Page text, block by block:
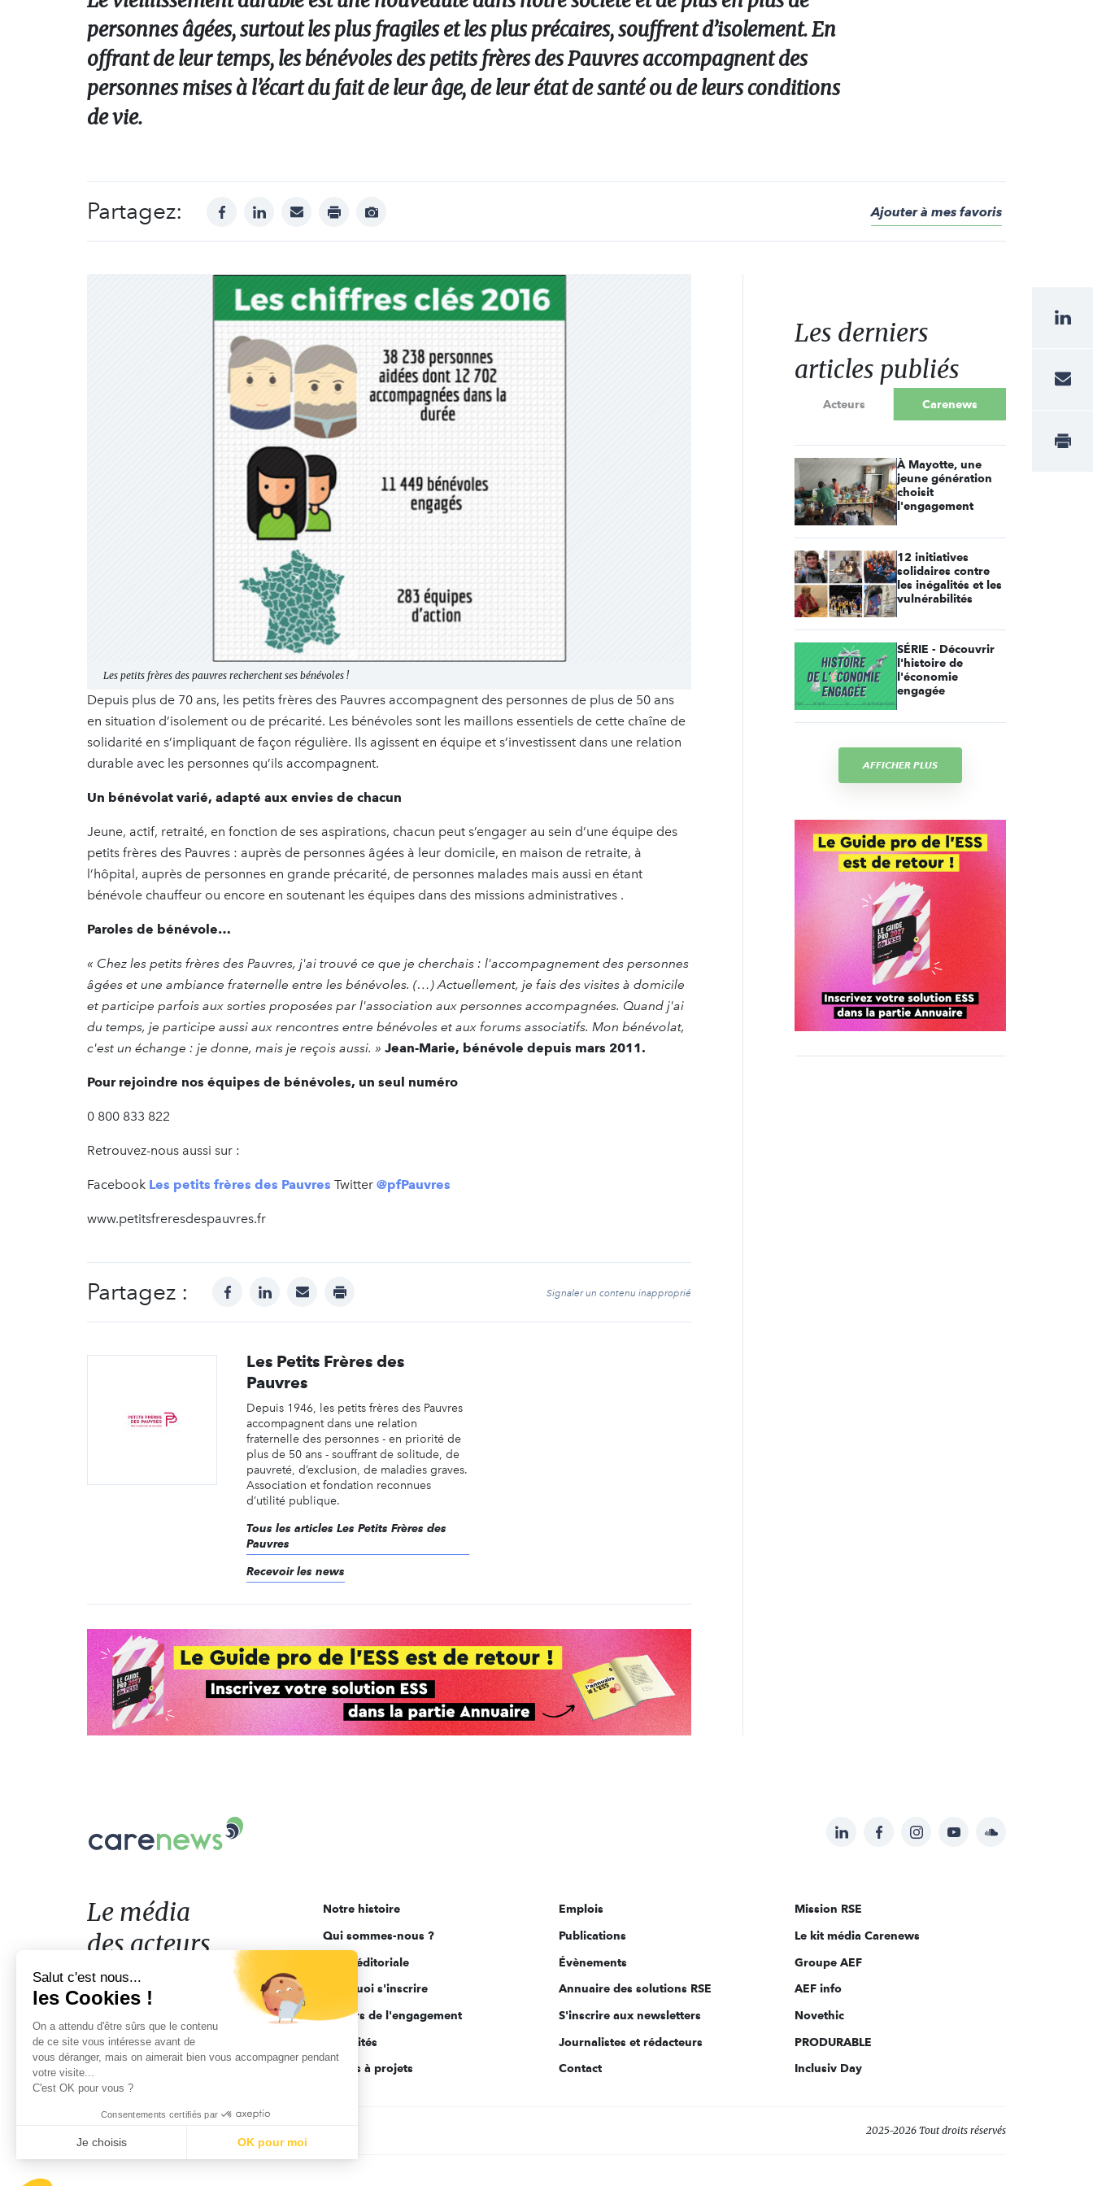
personnes âgées, surtout les plus fragiles et les plus précaires, souffrent d’isolement. En
offrant de leur temps, les bénévoles des petits frères des Pauvres accompagnent des
personnes mises à l’écart du fait de leur âge, de leur état de santé ou de leurs conditions
de vie.
Partagez: facebooklinkedinmail print
Afficher
Ajouter à mes favoris
Les petits frères des pauvres recherchent ses bénévoles !
Depuis plus de 70 ans, les petits frères des Pauvres accompagnent des personnes de plus de 50 ans
en situation d’isolement ou de précarité. Les bénévoles sont les maillons essentiels de cette chaîne de
solidarité en s’impliquant de façon régulière. Ils agissent en équipe et s’investissent dans une relation
durable avec les personnes qu’ils accompagnent.
Un bénévolat varié, adapté aux envies de chacun
Jeune, actif, retraité, en fonction de ses aspirations, chacun peut s’engager au sein d’une équipe des
petits frères des Pauvres : auprès de personnes âgées à leur domicile, en maison de retraite, à
l’hôpital, auprès de personnes en grande précarité, de personnes malades mais aussi en étant
bénévole chauffeur ou encore en soutenant les équipes dans des missions administratives .
Paroles de bénévole…
« Chez les petits frères des Pauvres, j'ai trouvé ce que je cherchais : l'accompagnement des personnes
âgées et une ambiance fraternelle entre les bénévoles. (…) Actuellement, je fais des visites à domicile
et participe parfois aux sorties proposées par l'association aux personnes accompagnées. Quand j'ai
du temps, je participe aussi aux rencontres entre bénévoles et aux forums associatifs. Mon bénévolat,
c'est un échange : je donne, mais je reçois aussi. » Jean-Marie, bénévole depuis mars 2011.
Pour rejoindre nos équipes de bénévoles, un seul numéro
0 800 833 822
Retrouvez-nous aussi sur :
Facebook Les petits frères des Pauvres Twitter @pfPauvres
www.petitsfreresdespauvres.fr
Partagez : facebooklinkedinmail print Signaler un contenu inapproprié
Les Petits Frères des
Pauvres
Depuis 1946, les petits frères des Pauvres
accompagnent dans une relation
fraternelle des personnes - en priorité de
plus de 50 ans - souffrant de solitude, de
pauvreté, d’exclusion, de maladies graves.
Association et fondation reconnues
d’utilité publique.
Tous les articles Les Petits Frères des
Pauvres
Recevoir les news
Les derniers
articles publiés
Acteurs Carenews
À Mayotte, une
jeune génération
choisit
l'engagement
12 initiatives
solidaires contre
les inégalités et les
vulnérabilités
SÉRIE - Découvrir
l'histoire de
l'économie
engagée
AFFICHER PLUS
Suivez-
sur:
LinkedInFacebookInstagramYouTubeSoundcloud
Le
acteurs
de
l'engagement
Le média
des acteurs
de l'engagement
Notre histoire
Qui sommes-nous ?
Ligne éditoriale
Pourquoi s'inscrire
Acteurs de l'engagement
Actualités
Appels à projets
Emplois
Publications
Évènements
Annuaire des solutions RSE
S'inscrire aux newsletters
Journalistes et rédacteurs
Contact
Mission RSE
Le kit média Carenews
Groupe AEF
AEF info
Novethic
PRODURABLE
Inclusiv Day
2025-2026 Tout droits réservés
Salut c'est nous...
les Cookies !
On a attendu d'être sûrs que le contenu
de ce site vous intéresse avant de
vous déranger, mais on aimerait bien vous accompagner pendant
votre visite...
C'est OK pour vous ?
Consentements certifiés par
Je choisis OK pour moi